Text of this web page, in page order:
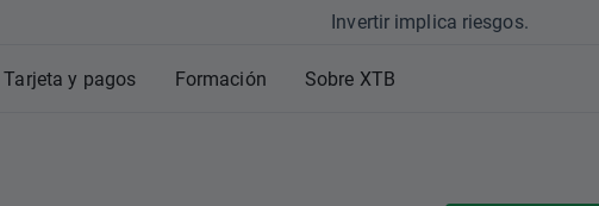
Invertir implica riesgos.
Tarjeta y pagos Formación Sobre XTB